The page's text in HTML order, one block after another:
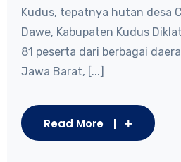
Kudus, tepatnya hutan desa
Dawe, Kabupaten Kudus
81 peserta dari berbagai
Jawa Barat, [...]
Read More